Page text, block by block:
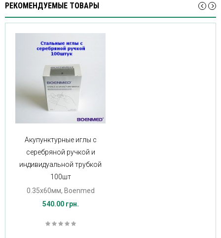
РЕКОМЕНДУЕМЫЕ ТОВАРЫ
Акупунктурные иглы с
серебряной ручкой и
индивидуальной трубкой
100шт
0.35х60мм, Boenmed
540.00 грн.